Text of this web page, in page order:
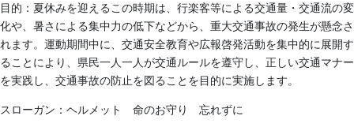
目的：夏休みを迎えるこの時期は、行楽客等による交通量・交通流の変
化や、暑さによる集中力の低下などから、重大交通事故の発生が懸念さ
れます。運動期間中に、交通安全教育や広報啓発活動を集中的に展開す
ることにより、県民一人一人が交通ルールを遵守し、正しい交通マナー
を実践し、交通事故の防止を図ることを目的に実施します。
スローガン：ヘルメット 命のお守り 忘れずに